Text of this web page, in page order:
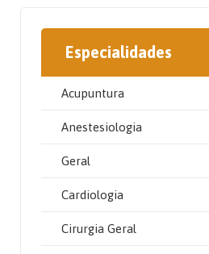
Especialidades
Acupuntura
Anestesiologia
Geral
Cardiologia
Cirurgia Geral